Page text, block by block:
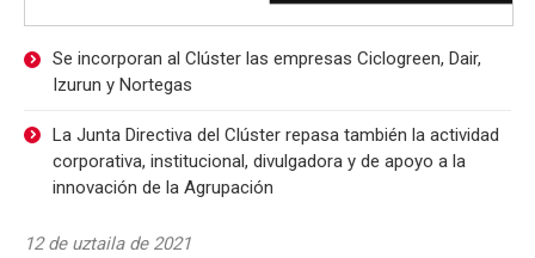
Se incorporan al Clúster las empresas Ciclogreen, Dair,
Izurun y Nortegas
La Junta Directiva del Clúster repasa también la actividad
corporativa, institucional, divulgadora y de apoyo a la
innovación de la Agrupación
12 de uztaila de 2021